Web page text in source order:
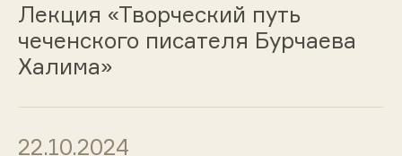
Лекция «Творческий путь
чеченского писателя Бурчаева
Халима»
22.10.2024